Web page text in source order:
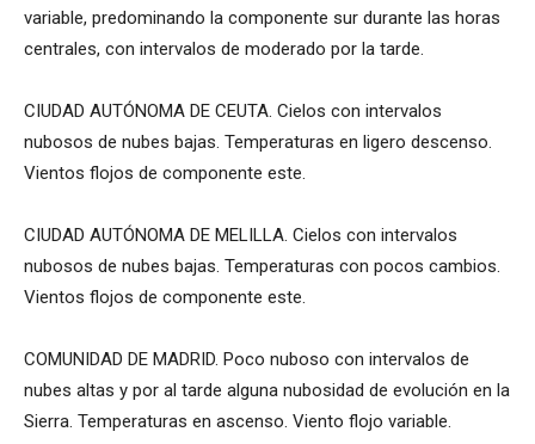
variable, predominando la componente sur durante las horas
centrales, con intervalos de moderado por la tarde.
CIUDAD AUTÓNOMA DE CEUTA. Cielos con intervalos
nubosos de nubes bajas. Temperaturas en ligero descenso.
Vientos flojos de componente este.
CIUDAD AUTÓNOMA DE MELILLA. Cielos con intervalos
nubosos de nubes bajas. Temperaturas con pocos cambios.
Vientos flojos de componente este.
COMUNIDAD DE MADRID. Poco nuboso con intervalos de
nubes altas y por al tarde alguna nubosidad de evolución en la
Sierra. Temperaturas en ascenso. Viento flojo variable.